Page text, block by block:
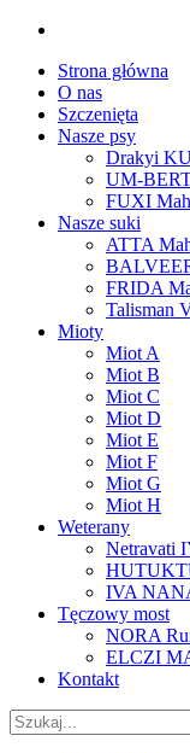
Strona główna
O nas
Szczenięta
Nasze psy
Drakyi
UM-
FUXI
Nasze suki
ATTA
FRIDA
Talisman
Mioty
Miot A
Miot B
Miot C
Miot D
Miot E
Miot F
Miot G
Miot H
Weterany
Netravati
IVA
Tęczowy most
NORA
ELCZI
Kontakt